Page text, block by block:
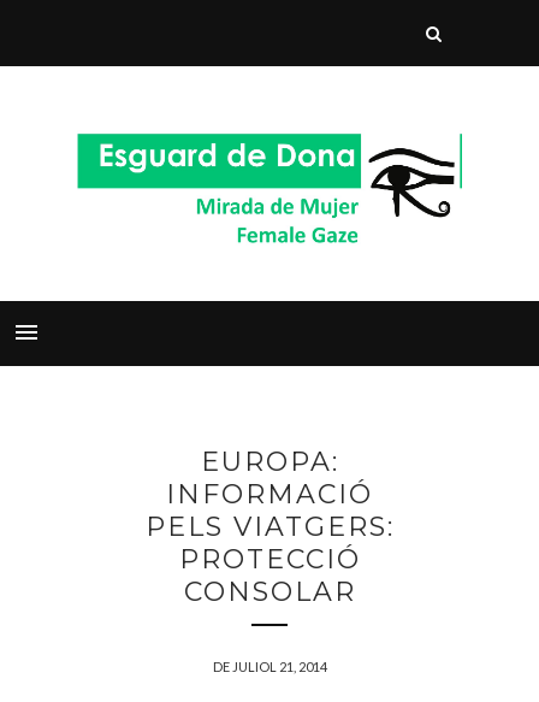
EUROPA:
INFORMACIÓ
PELS VIATGERS:
PROTECCIÓ
CONSOLAR
DE JULIOL 21, 2014